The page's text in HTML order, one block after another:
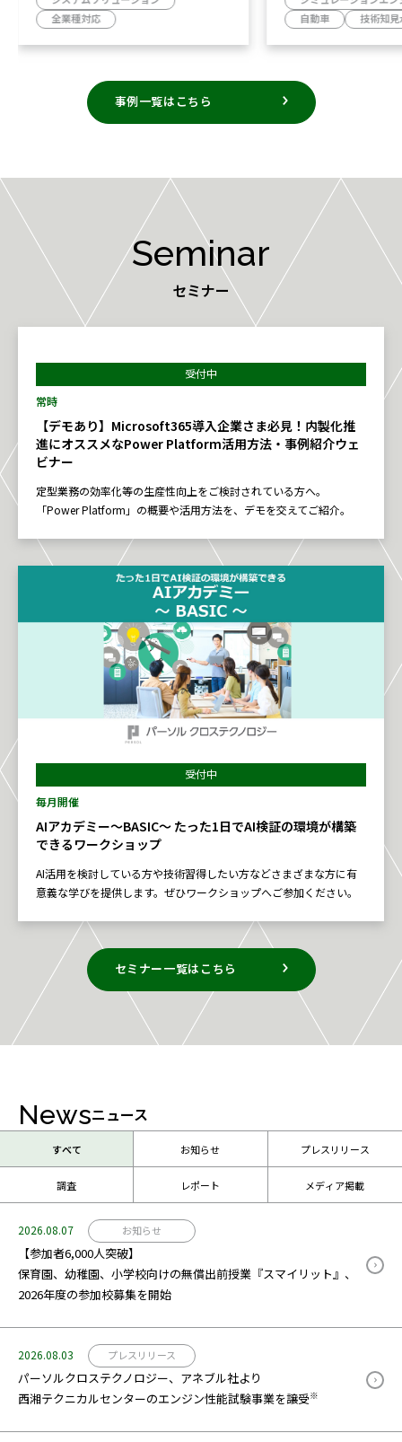
全業種対応
自動車
技術知見
事例一覧はこちら
Seminar
セミナー
セミナー一覧はこちら
受付中
常時
【デモあり】Microsoft365導入企業さま必見！内製化推
進にオススメなPower Platform活用方法・事例紹介ウェ
ビナー
定型業務の効率化等の生産性向上をご検討されている方へ。
「Power Platform」の概要や活用方法を、デモを交えてご紹介。
受付中
毎月開催
AIアカデミー～BASIC～ たった1日でAI検証の環境が構築
できるワークショップ
AI活用を検討している方や技術習得したい方などさまざまな方に有
意義な学びを提供します。ぜひワークショップへご参加ください。
Newsニュース
すべて お知らせ プレスリリース
調査 レポート メディア掲載
2026.08.07 お知らせ
【参加者6,000人突破】
保育園、幼稚園、小学校向けの無償出前授業『スマイリット』、
2026年度の参加校募集を開始
2026.08.03 プレスリリース
パーソルクロステクノロジー、アネブル社より
西湘テクニカルセンターのエンジン性能試験事業を譲受※